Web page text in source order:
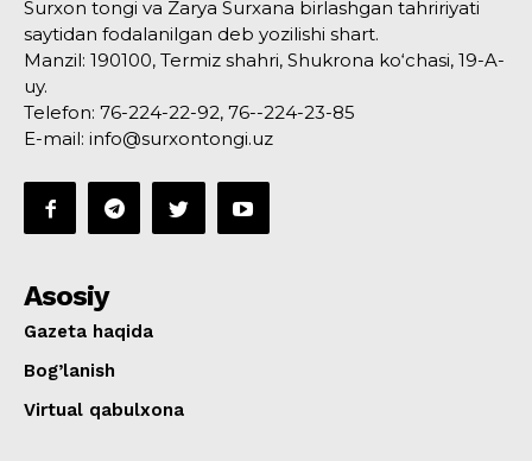
Surxon tongi va Zarya Surxana birlashgan tahririyati
saytidan fodalanilgan deb yozilishi shart.
Manzil: 190100, Termiz shahri, Shukrona ko‘chasi, 19-A-
uy.
Telefon: 76-224-22-92, 76--224-23-85
E-mail: info@surxontongi.uz
Asosiy
Gazeta haqida
Bog’lanish
Virtual qabulxona